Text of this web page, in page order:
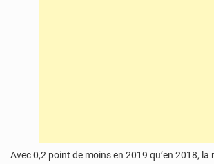
Avec 0,2 point de moins en 2019 qu’en 2018,